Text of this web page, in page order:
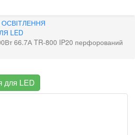
LED
66.7А TR-800 IP20 перфорований
для LED